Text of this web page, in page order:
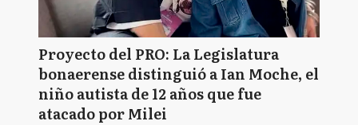
Proyecto del PRO: La Legislatura
bonaerense distinguió a Ian Moche, el
niño autista de 12 años que fue
atacado por Milei